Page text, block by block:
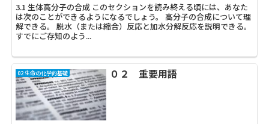
3.1 生体高分子の合成 このセクションを読み終える頃には、あなた
は次のことができるようになるでしょう。 高分子の合成について理
解できる。 脱水（または縮合）反応と加水分解反応を説明できる。
すでにご存知のよう...
02 生命の化学的基礎 ０２ 重要用語